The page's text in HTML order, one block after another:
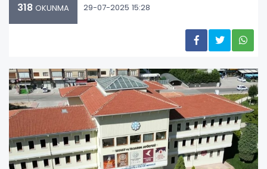
318 OKUNMA 29-07-2025 15:28